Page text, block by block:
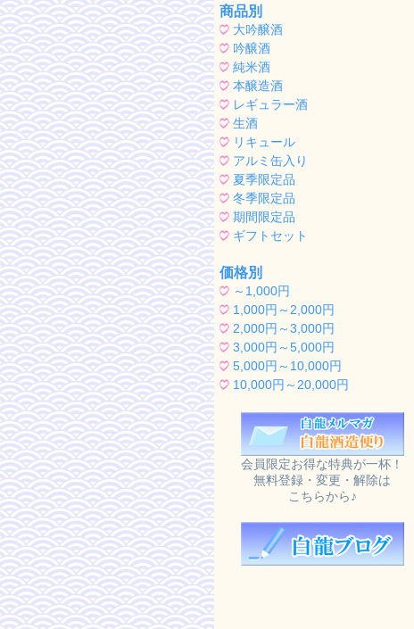
商品別
大吟醸酒
吟醸酒
純米酒
本醸造酒
レギュラー酒
生酒
リキュール
アルミ缶入り
夏季限定品
冬季限定品
期間限定品
ギフトセット
価格別
～1,000円
1,000円～2,000円
2,000円～3,000円
3,000円～5,000円
5,000円～10,000円
10,000円～20,000円
会員限定お得な特典が一杯！
無料登録・変更・解除は
こちらから♪